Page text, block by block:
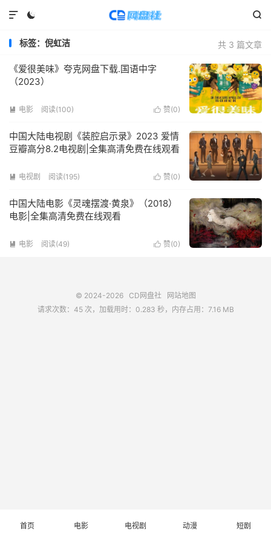
 

共 3 篇文章
标签：倪虹洁
《爱很美味》夸克网盘下载.国语中字
（2023）
 赞(0)
 电影 阅读(100)
中国大陆电视剧《装腔启示录》2023 爱情
豆瓣高分8.2电视剧|全集高清免费在线观看
 赞(0)
 电视剧 阅读(195)
中国大陆电影《灵魂摆渡·黄泉》（2018）
电影|全集高清免费在线观看
 赞(0)
 电影 阅读(49)
© 2024-2026 CD网盘社
网站地图
请求次数：45 次，加载用时：0.283 秒，内存占用：7.16 MB
首页 电影 电视剧 动漫 短剧